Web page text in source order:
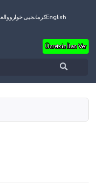
کرمانجیی خوارووEnglish
Ücretsiz İlan Ver